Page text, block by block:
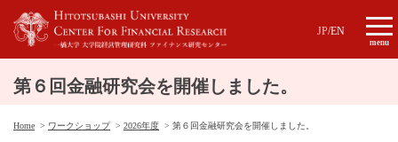
JP/EN
menu
第６回金融研究会を開催しました。
Home ワークショップ 2026年度 第６回金融研究会を開催しました。